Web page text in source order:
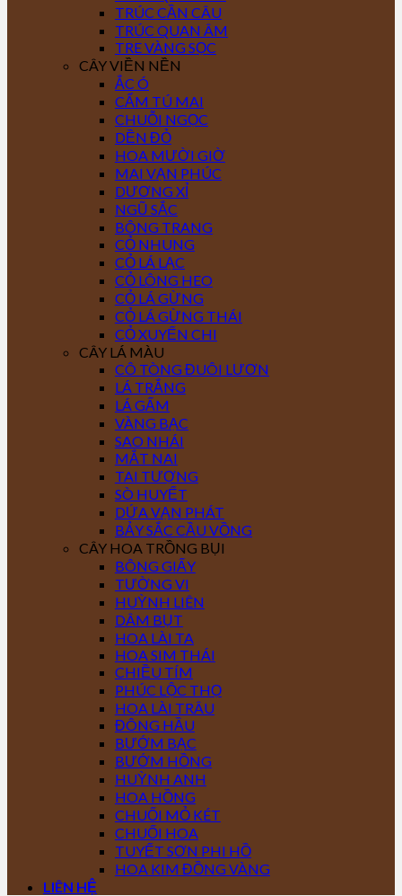
TRÚC CẦN CÂU
TRÚC QUAN ÂM
TRE VÀNG SỌC
CÂY VIỀN NỀN
ẮC Ó
CẨM TÚ MAI
CHUỖI NGỌC
DỀN ĐỎ
HOA MƯỜI GIỜ
MAI VẠN PHÚC
DƯƠNG XỈ
NGŨ SẮC
BÔNG TRANG
CỎ NHUNG
CỎ LÁ LẠC
CỎ LÔNG HEO
CỎ LÁ GỪNG
CỎ LÁ GỪNG THÁI
CỎ XUYẾN CHI
CÂY LÁ MÀU
CÔ TÒNG ĐUÔI LƯƠN
LÁ TRẮNG
LÁ GẤM
VÀNG BẠC
SAO NHÁI
MẮT NAI
TAI TƯỢNG
SÒ HUYẾT
DỨA VẠN PHÁT
BẢY SẮC CẦU VỒNG
CÂY HOA TRỒNG BỤI
BÔNG GIẤY
TƯỜNG VI
HUỲNH LIÊN
DÂM BỤT
HOA LÀI TA
HOA SIM THÁI
CHIỀU TÍM
PHÚC LỘC THỌ
HOA LÀI TRÂU
ĐÔNG HẦU
BƯỚM BẠC
BƯỚM HỒNG
HUỲNH ANH
HOA HỒNG
CHUỐI MỎ KÉT
CHUỐI HOA
TUYẾT SƠN PHI HỒ
HOA KIM ĐỒNG VÀNG
LIÊN HỆ